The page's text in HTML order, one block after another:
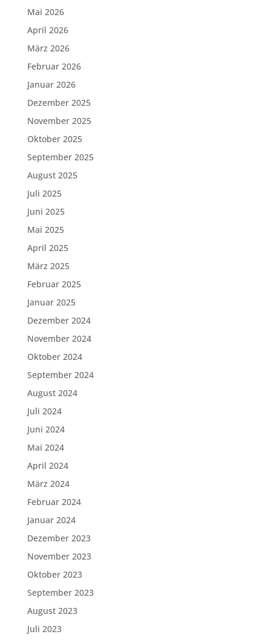
Mai 2026
April 2026
März 2026
Februar 2026
Januar 2026
Dezember 2025
November 2025
Oktober 2025
September 2025
August 2025
Juli 2025
Juni 2025
Mai 2025
April 2025
März 2025
Februar 2025
Januar 2025
Dezember 2024
November 2024
Oktober 2024
September 2024
August 2024
Juli 2024
Juni 2024
Mai 2024
April 2024
März 2024
Februar 2024
Januar 2024
Dezember 2023
November 2023
Oktober 2023
September 2023
August 2023
Juli 2023